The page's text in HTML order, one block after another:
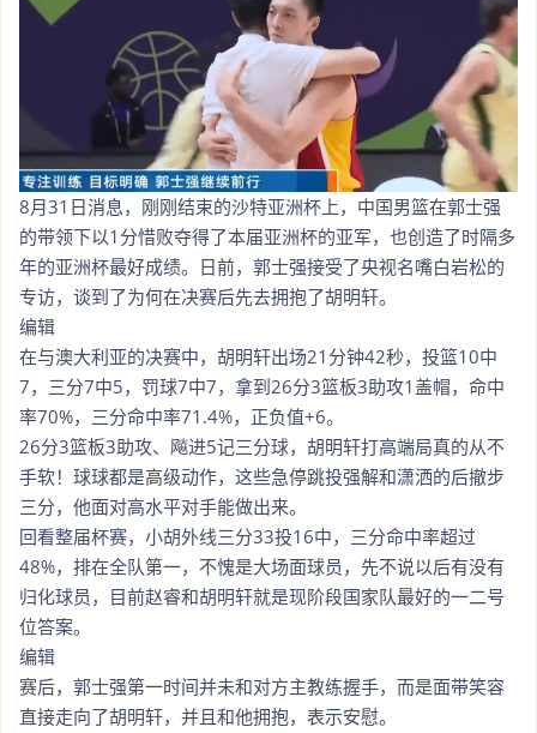
8月31日消息，刚刚结束的沙特亚洲杯上，中国男篮在郭士强
的带领下以1分惜败夺得了本届亚洲杯的亚军，也创造了时隔多
年的亚洲杯最好成绩。日前，郭士强接受了央视名嘴白岩松的
专访，谈到了为何在决赛后先去拥抱了胡明轩。
编辑
在与澳大利亚的决赛中，胡明轩出场21分钟42秒，投篮10中
7，三分7中5，罚球7中7，拿到26分3篮板3助攻1盖帽，命中
率70%，三分命中率71.4%，正负值+6。
26分3篮板3助攻、飚进5记三分球，胡明轩打高端局真的从不
手软！球球都是高级动作，这些急停跳投强解和潇洒的后撤步
三分，他面对高水平对手能做出来。
回看整届杯赛，小胡外线三分33投16中，三分命中率超过
48%，排在全队第一，不愧是大场面球员，先不说以后有没有
归化球员，目前赵睿和胡明轩就是现阶段国家队最好的一二号
位答案。
编辑
赛后，郭士强第一时间并未和对方主教练握手，而是面带笑容
直接走向了胡明轩，并且和他拥抱，表示安慰。